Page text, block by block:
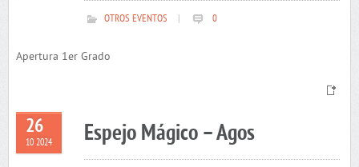
OTROS EVENTOS 0
Apertura 1er Grado
26
10 2024 Espejo Mágico – Agos